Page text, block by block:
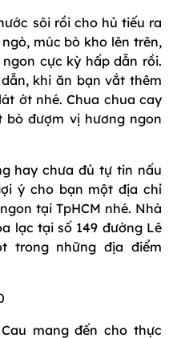
sôi rồi cho hủ tiếu ra
múc bò kho lên trên,
cực kỳ hấp dẫn rồi.
khi ăn bạn vắt thêm
ớt nhé. Chua chua cay
bò đượm vị hương ngon
hay chưa đủ tự tin nấu
ý cho bạn một địa chỉ
tại TpHCM nhé. Nhà
lạc tại số 149 đường Lê
trong những địa điểm
mang đến cho thực